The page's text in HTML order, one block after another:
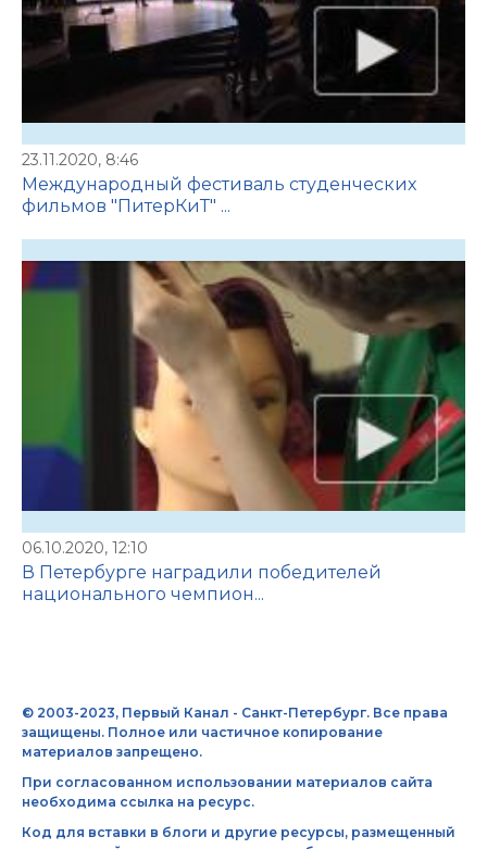
23.11.2020, 8:46
Международный фестиваль студенческих
фильмов "ПитерКиТ" ...
06.10.2020, 12:10
В Петербурге наградили победителей
национального чемпион...
© 2003-2023, Первый Канал - Санкт-Петербург. Все права
защищены. Полное или частичное копирование
материалов запрещено.
При согласованном использовании материалов сайта
необходима ссылка на ресурс.
Код для вставки в блоги и другие ресурсы, размещенный